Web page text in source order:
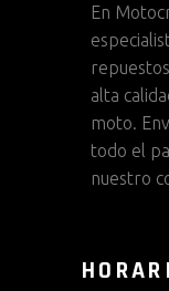
En
alta
moto.
todo el
nuestro